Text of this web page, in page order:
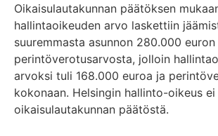
Oikaisulautakunnan päätöksen
hallintaoikeuden arvo laskettiin
suuremmasta asunnon 280.000 euron
perintöverotusarvosta, jolloin
arvoksi tuli 168.000 euroa ja
kokonaan. Helsingin hallinto-oikeus
oikaisulautakunnan päätöstä.